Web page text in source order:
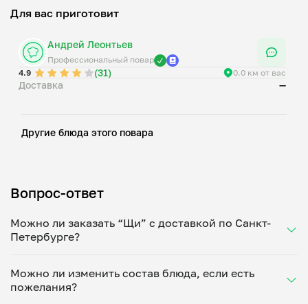
Для вас приготовит
Андрей Леонтьев
Профессиональный повар
4.9
(31) 0.0 км от вас
Доставка —
Другие блюда этого повара
Вопрос-ответ
Можно ли заказать “Щи” с доставкой по Санкт-
Петербурге?
Укажите удобное время — и получите свежее
домашнее блюдо в большой порции прямо с плиты.
Можно ли изменить состав блюда, если есть
пожелания?